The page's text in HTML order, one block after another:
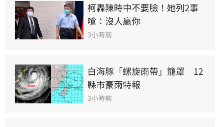
柯轟陳時中不要臉！她列2事
嗆：沒人贏你
3小時前
白海豚「螺旋雨帶」籠罩　12
縣市豪雨特報
3小時前